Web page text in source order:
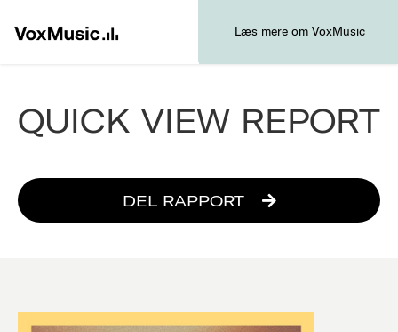
Læs mere om VoxMusic
QUICK VIEW REPORT
DEL RAPPORT